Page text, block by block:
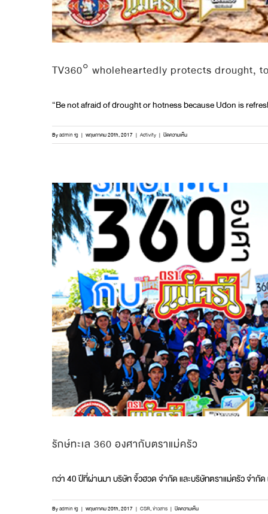
TV360° wholeheartedly protects drought,
“Be not afraid of drought or hotness because Udon is
Byadmin fg | พฤษภาคม 20th, 2017 | Activity | ปิดความเห็นบน
TV360°
together
with
Tra
รักษ์ทะเล 360 องศากับตราแม่ครัว
กว่า 40 ปีที่ผ่านมา บริษัท จิ้วฮวด จำกัด และบริษัทตราแม่ครัว จำ
Byadmin fg | พฤษภาคม 20th, 2017 | CSR,ข่าวสาร | ปิดความเห็นบน